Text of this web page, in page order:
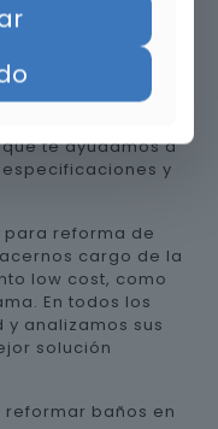
baño en
te ayudamos a
y
para reforma de
cargo de la
low cost, como
En todos los
analizamos sus
solución
baños en